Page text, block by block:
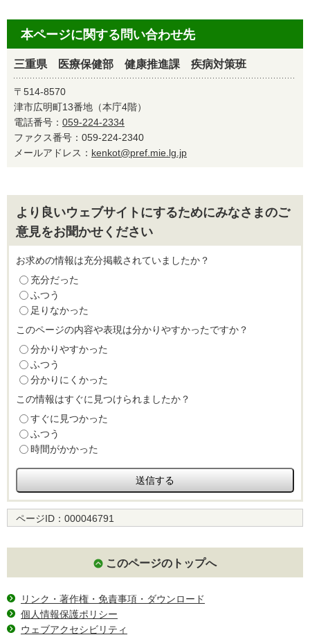
本ページに関する問い合わせ先
三重県 医療保健部 健康推進課 疾病対策班
〒514-8570
津市広明町13番地（本庁4階）
電話番号： 059-224-2334
ファクス番号：059-224-2340
メールアドレス： kenkot@pref.mie.lg.jp
より良いウェブサイトにするためにみなさまのご
意見をお聞かせください
お求めの情報は充分掲載されていましたか？
充分だった
ふつう
足りなかった
このページの内容や表現は分かりやすかったですか？
分かりやすかった
ふつう
分かりにくかった
この情報はすぐに見つけられましたか？
すぐに見つかった
ふつう
時間がかかった
ページID： 000046791
このページのトップへ
リンク・著作権・免責事項・ダウンロード
個人情報保護ポリシー
ウェブアクセシビリティ